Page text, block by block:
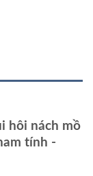
hôi nách mồ
tính -